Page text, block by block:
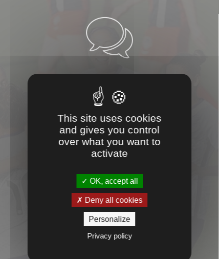


PROXIMITÉ

This site uses cookies
and gives you control
over what you want to
activate
OK, accept all
Deny all cookies
Personalize
Privacy policy